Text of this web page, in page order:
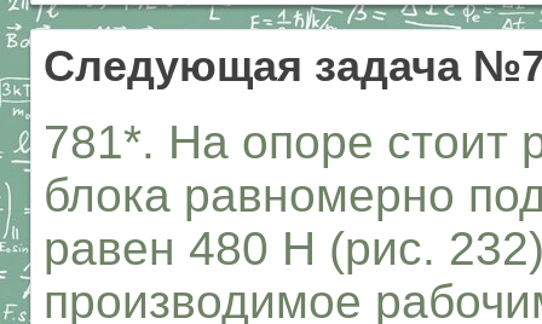
Следующая задача
781*. На опоре
блока равномерно
равен 480 Н (рис.
производимое